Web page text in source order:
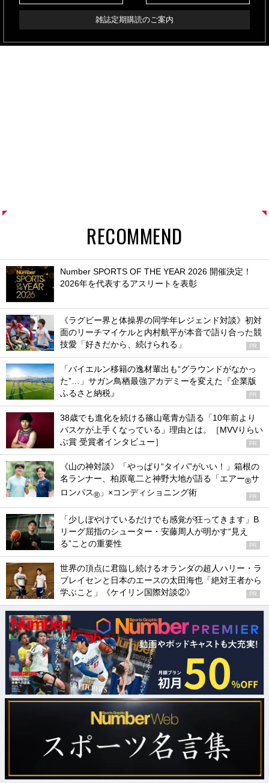
雑誌定期購読のご案内
RECOMMEND
Number SPORTS OF THE YEAR 2026 開催決定！
2026年を代表するアスリートを表彰
《ラグビー界と体操界の同学年レジェンド対談》初対
面のリーチマイケルと内村航平が本音で語り合った競
技愛「好きだから、続けられる」
PR
「バイエルン移籍の逸材輩出も“グラウンドがなかっ
た”…」サガン鳥栖最強アカデミーを変えた『企業版
ふるさと納税』
PR
38歳でも進化を続ける篠山竜青が語る「10年前より
バスケが上手くなっている」理由とは。［MVVりらい
ぶ賞 受賞者インタビュー］
PR
《山の神対談》「やっぱり“タイパ”がいい！」箱根の
名ランナー、柏原竜二と神野大地が語る「エアー®サ
ロンパス® 」×コンディショニング術 PR
「少しぼやけているだけでも感覚が狂ってきます」B
リーグ屈指のシューター・安藤周人が明かす“見え
る”ことの重要性
PR
世界の頂点に君臨し続けるオランダの超人ハリー・ラ
ブレイセンと日本のエースの太田海也「絶対王者から
学ぶこと」《ケイリン国際対談②》
PR